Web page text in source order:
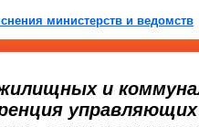
министерств и ведомств
и